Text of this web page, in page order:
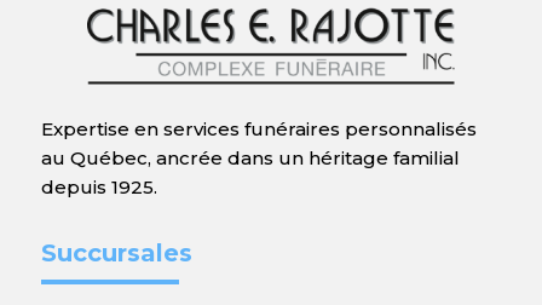
Expertise en services funéraires personnalisés
au Québec, ancrée dans un héritage familial
depuis 1925.
Succursales